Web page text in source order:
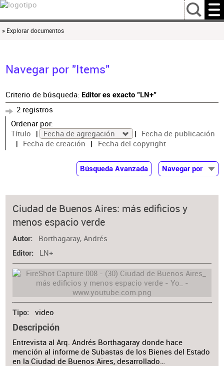
…
» Explorar documentos
Navegar por "Items"
Criterio de búsqueda: Editor es exacto "LN+"
2 registros
Ordenar por:
Título
Fecha de agregación
Fecha de publicación
Fecha de creación
Fecha del copyright
Búsqueda Avanzada
Navegar por
Autor
Colaborador
Ciudad de Buenos Aires: más edificios y
menos espacio verde
Autor Borthagaray, Andrés
Editor LN+
Tipo video
Descripción
Entrevista al Arq. Andrés Borthagaray donde hace
mención al informe de Subastas de los Bienes del Estado
en la Ciudad de Buenos Aires, desarrollado…